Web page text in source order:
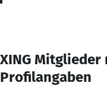
XING
Profilangaben